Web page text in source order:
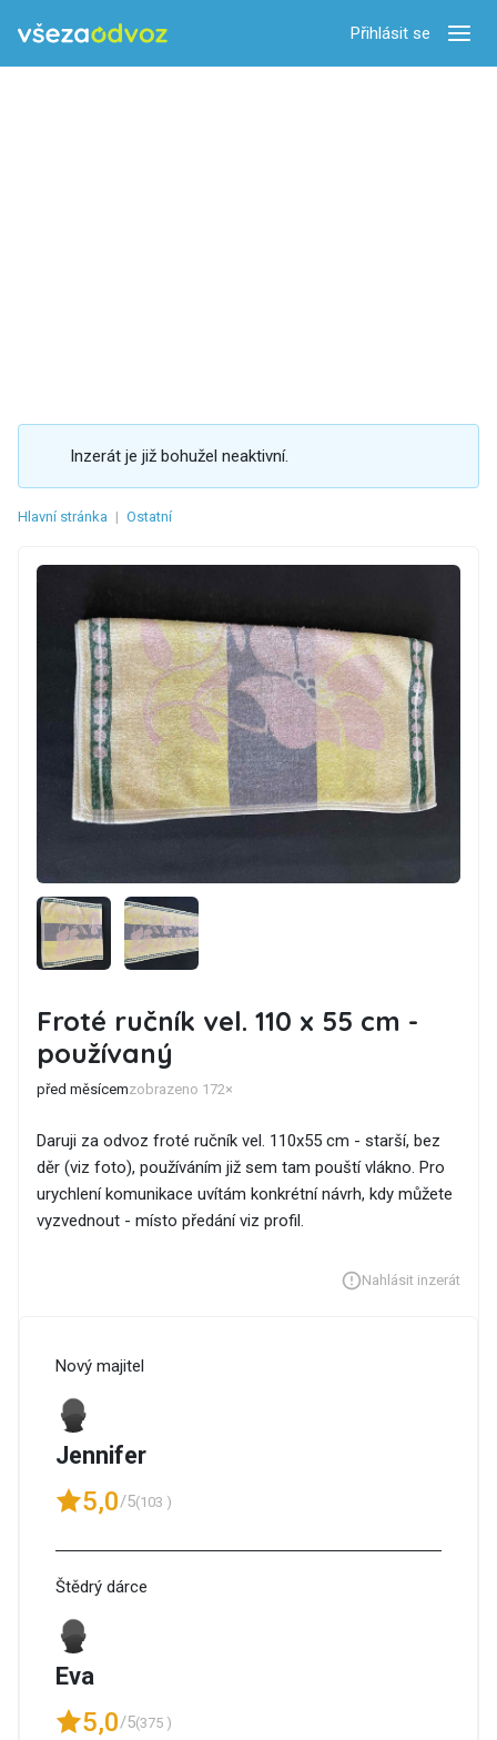
Přihlásit se
Inzerát je již bohužel neaktivní.
Hlavní stránka | Ostatní
Froté ručník vel. 110 x 55 cm -
používaný
před měsícemzobrazeno 172×
Daruji za odvoz froté ručník vel. 110x55 cm - starší, bez
děr (viz foto), používáním již sem tam pouští vlákno. Pro
urychlení komunikace uvítám konkrétní návrh, kdy můžete
vyzvednout - místo předání viz profil.
Nahlásit inzerát
Nový majitel
Jennifer
5,0/5(103 )
Štědrý dárce
Eva
5,0/5(375 )